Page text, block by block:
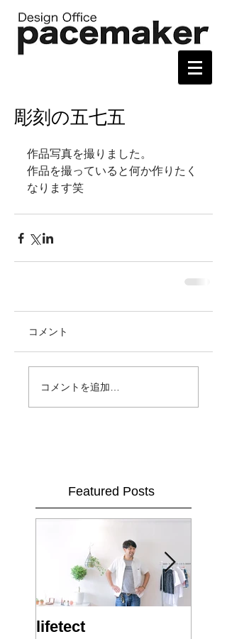
彫刻の五七五
作品写真を撮りました。
作品を撮っていると何か作りたく
なります笑
コメント
コメントを追加…
Featured Posts
lifetect